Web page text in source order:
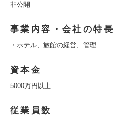
非公開
事業内容・会社の特長
・ホテル、旅館の経営、管理
資本金
5000万円以上
従業員数